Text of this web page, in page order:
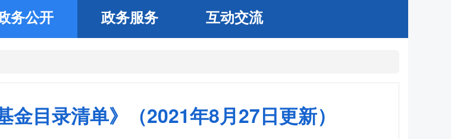
务公开 政务服务 互动交流
金目录清单》（2021年8月27日更新）